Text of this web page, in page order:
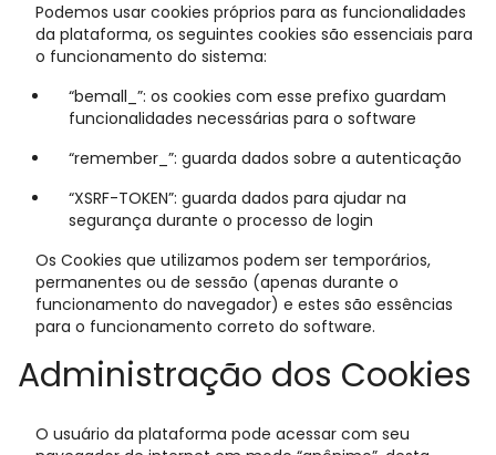
Podemos usar cookies próprios para as funcionalidades
da plataforma, os seguintes cookies são essenciais para
o funcionamento do sistema:
“bemall_”: os cookies com esse prefixo guardam
funcionalidades necessárias para o software
“remember_”: guarda dados sobre a autenticação
“XSRF-TOKEN”: guarda dados para ajudar na
segurança durante o processo de login
Os Cookies que utilizamos podem ser temporários,
permanentes ou de sessão (apenas durante o
funcionamento do navegador) e estes são essências
para o funcionamento correto do software.
Administração dos Cookies
O usuário da plataforma pode acessar com seu